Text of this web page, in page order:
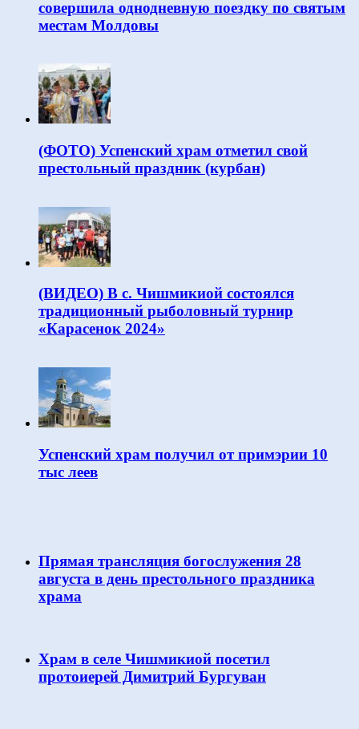
совершила однодневную поездку по святым
местам Молдовы
(ФОТО) Успенский храм отметил свой
престольный праздник (курбан)
(ВИДЕО) В с. Чишмикиой состоялся
традиционный рыболовный турнир
«Карасенок 2024»
Успенский храм получил от примэрии 10
тыс леев
Прямая трансляция богослужения 28
августа в день престольного праздника
храма
Храм в селе Чишмикиой посетил
протоиерей Димитрий Бургуван